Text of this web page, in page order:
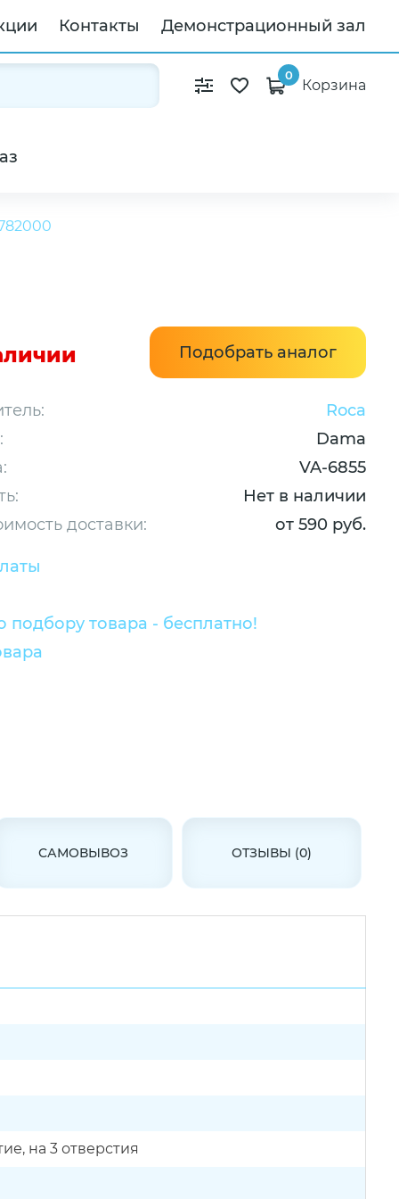
Контакты Демонстрационный зал
0
Корзина
Подобрать аналог
Roca
Dama
VA-6855
Нет в наличии
доставки:
от 590 руб.
товара - бесплатно!
САМОВЫВОЗ ОТЗЫВЫ (0)
на 3 отверстия